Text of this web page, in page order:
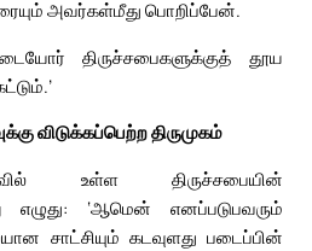
அவர்கள்மீது பொறிப்பேன்.
திருச்சபைகளுக்குத் தூய
விடுக்கப்பெற்ற திருமுகம்
உள்ள திருச்சபையின்
எழுது: ‘ஆமென் எனப்படுபவரும்
சாட்சியும் கடவுளது படைப்பின்